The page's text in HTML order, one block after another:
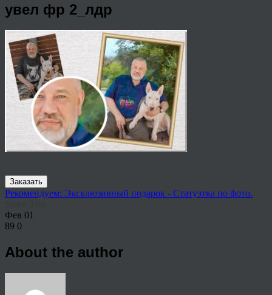
увел фр 2_лдр
Заказать
Рекомендуем: Эксклюзивный подарок - Статуэтка по фото.
Фев 01
89 0
About the author